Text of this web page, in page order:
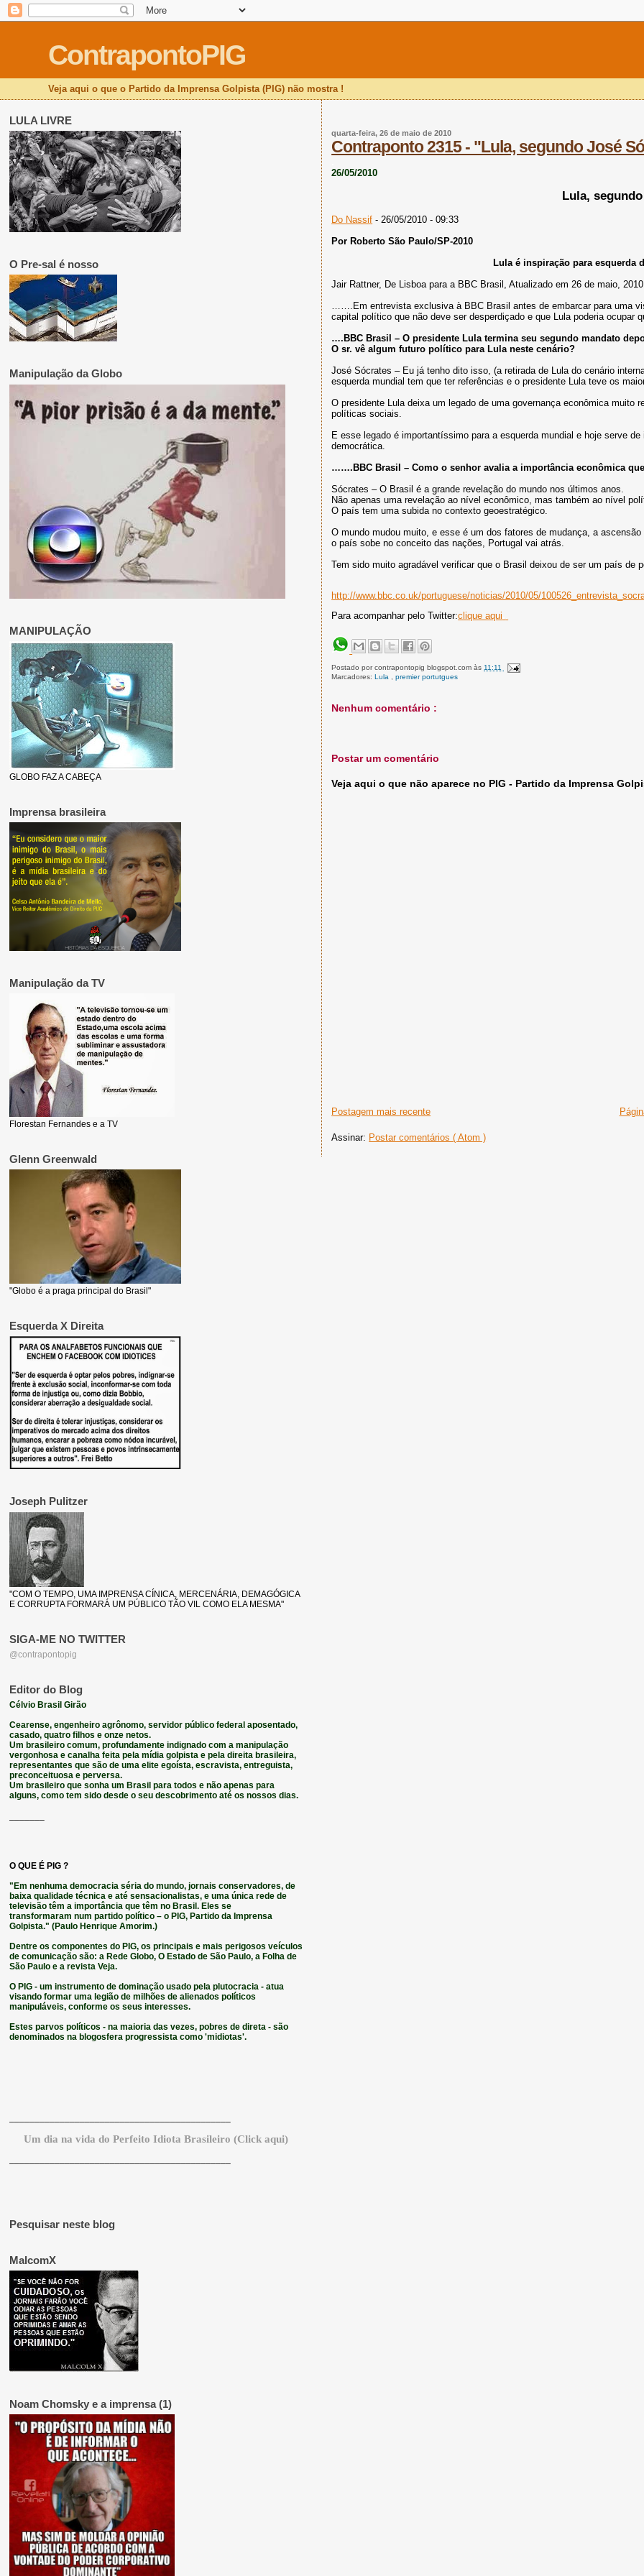
ContrapontoPIG
Veja aqui o que o Partido da Imprensa Golpista (PIG) não mostra !
quarta-feira, 26 de maio de 2010
Contraponto 2315 - "Lula, segundo José
26/05/2010
Lula,
Do Nassif - 26/05/2010 - 09:33
Por Roberto São Paulo/SP-2010
Lula é inspiração para esquerda
Jair Rattner, De Lisboa para a BBC Brasil, Atualizado em 26 de maio,
…….Em entrevista exclusiva à BBC Brasil antes de embarcar para uma
capital político que não deve ser desperdiçado e que Lula poderia
….BBC Brasil – O presidente Lula termina seu segundo mandato
O sr. vê algum futuro político para Lula neste cenário?
José Sócrates – Eu já tenho dito isso, (a retirada de Lula do cenário
esquerda mundial tem que ter referências e o presidente Lula teve os
O presidente Lula deixa um legado de uma governança econômica muito
políticas sociais.
E esse legado é importantíssimo para a esquerda mundial e hoje serve
democrática.
…….BBC Brasil – Como o senhor avalia a importância econômica
Sócrates – O Brasil é a grande revelação do mundo nos últimos anos.
Não apenas uma revelação ao nível econômico, mas também ao nível
O país tem uma subida no contexto geoestratégico.
O mundo mudou muito, e esse é um dos fatores de mudança, a
o país sobe no conceito das nações, Portugal vai atrás.
Tem sido muito agradável verificar que o Brasil deixou de ser um país
http://www.bbc.co.uk/portuguese/noticias/2010/05/
Para acompanhar pelo Twitter:clique aqui
Postado porcontrapontopig blogspot.comàs 11:11
Marcadores:Lula ,premier portutgues
Nenhum comentário :
Postar um comentário
Veja aqui o que não aparece no PIG - Partido da Imprensa
Postagem mais recente
Assinar: Postar comentários ( Atom )
LULA LIVRE
O Pre-sal é nosso
Manipulação da Globo
MANIPULAÇÃO
GLOBO FAZ A CABEÇA
Imprensa brasileira
Manipulação da TV
Florestan Fernandes e a TV
Glenn Greenwald
"Globo é a praga principal do Brasil"
Esquerda X Direita
Joseph Pulitzer
"COM O TEMPO, UMA IMPRENSA CÍNICA, MERCENÁRIA, DEMAGÓGICA
E CORRUPTA FORMARÁ UM PÚBLICO TÃO VIL COMO ELA MESMA"
SIGA-ME NO TWITTER
@contrapontopig
Editor do Blog
Célvio Brasil Girão
Cearense, engenheiro agrônomo, servidor público federal aposentado,
casado, quatro filhos e onze netos.
Um brasileiro comum, profundamente indignado com a manipulação
vergonhosa e canalha feita pela mídia golpista e pela direita brasileira,
representantes que são de uma elite egoísta, escravista, entreguista,
preconceituosa e perversa.
Um brasileiro que sonha um Brasil para todos e não apenas para
alguns, como tem sido desde o seu descobrimento até os nossos dias.
O QUE É PIG ?
"Em nenhuma democracia séria do mundo, jornais conservadores, de
baixa qualidade técnica e até sensacionalistas, e uma única rede de
televisão têm a importância que têm no Brasil. Eles se
transformaram num partido político – o PIG, Partido da Imprensa
Golpista." (Paulo Henrique Amorim.)
Dentre os componentes do PIG, os principais e mais perigosos veículos
de comunicação são: a Rede Globo, O Estado de São Paulo, a Folha de
São Paulo e a revista Veja.
O PIG - um instrumento de dominação usado pela plutocracia - atua
visando formar uma legião de milhões de alienados políticos
manipuláveis, conforme os seus interesses.
Estes parvos políticos - na maioria das vezes, pobres de direta - são
denominados na blogosfera progressista como 'midiotas'.
Um dia na vida do PerfeitoIdiotaBrasileiro (Click aqui)
Pesquisar neste blog
MalcomX
Noam Chomsky e a imprensa (1)